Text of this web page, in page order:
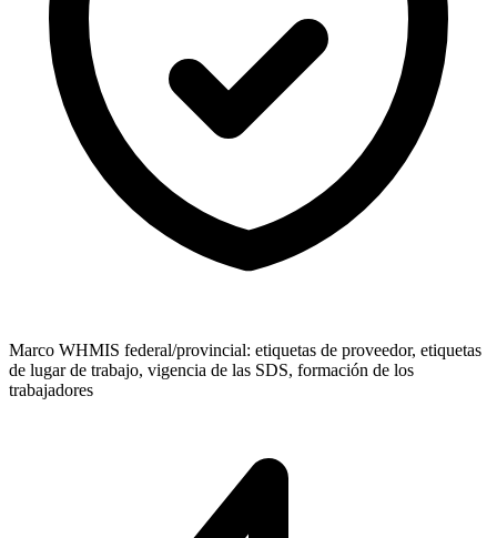
Marco WHMIS federal/provincial: etiquetas de proveedor, etiquetas
de lugar de trabajo, vigencia de las SDS, formación de los
trabajadores